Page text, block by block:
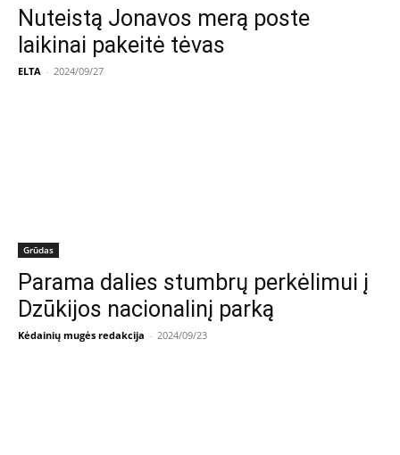
Nuteistą Jonavos merą poste
laikinai pakeitė tėvas
ELTA - 2024/09/27
Grūdas
Parama dalies stumbrų perkėlimui į
Dzūkijos nacionalinį parką
Kėdainių mugės redakcija - 2024/09/23